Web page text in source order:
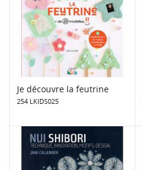
Je découvre la feutrine
254 LKIDS025